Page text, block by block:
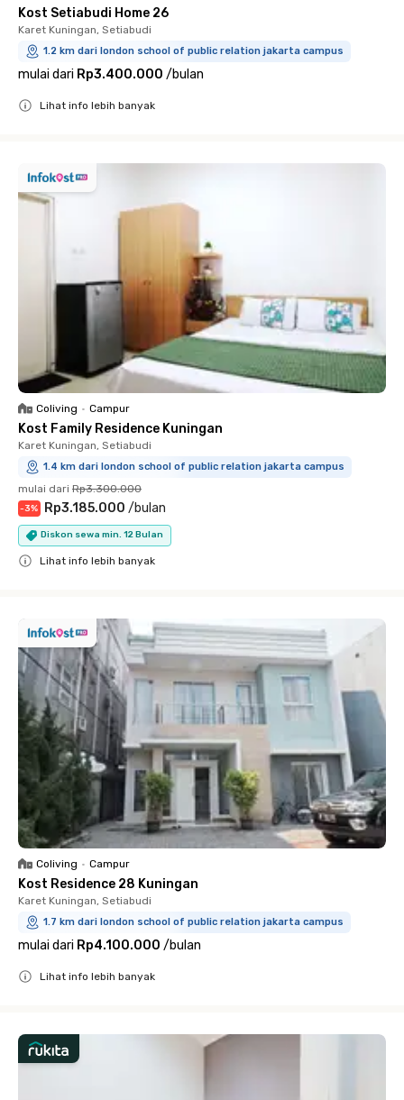
Kost Setiabudi Home 26
Karet Kuningan, Setiabudi
1.2 km dari london school of public relation jakarta campus
mulai dari Rp3.400.000 /bulan
Lihat info lebih banyak
Coliving • Campur
Kost Family Residence Kuningan
Karet Kuningan, Setiabudi
1.4 km dari london school of public relation jakarta campus
mulai dari Rp3.300.000
-3% Rp3.185.000 /bulan
Diskon sewa min. 12 Bulan
Lihat info lebih banyak
Coliving • Campur
Kost Residence 28 Kuningan
Karet Kuningan, Setiabudi
1.7 km dari london school of public relation jakarta campus
mulai dari Rp4.100.000 /bulan
Lihat info lebih banyak